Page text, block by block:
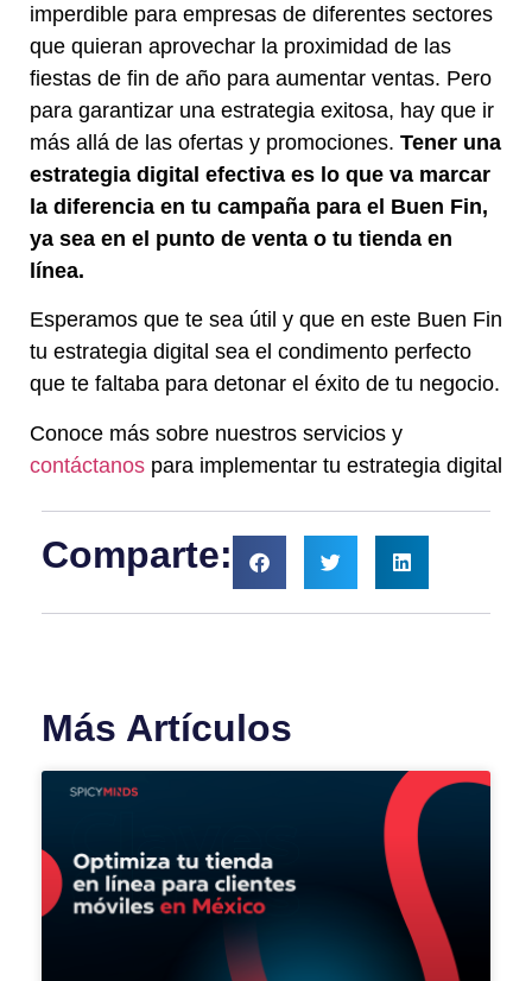
imperdible para empresas de diferentes sectores
que quieran aprovechar la proximidad de las
fiestas de fin de año para aumentar ventas. Pero
para garantizar una estrategia exitosa, hay que ir
más allá de las ofertas y promociones. Tener una
estrategia digital efectiva es lo que va marcar
la diferencia en tu campaña para el Buen Fin,
ya sea en el punto de venta o tu tienda en
línea.
Esperamos que te sea útil y que en este Buen Fin
tu estrategia digital sea el condimento perfecto
que te faltaba para detonar el éxito de tu negocio.
Conoce más sobre nuestros servicios y
contáctanos para implementar tu estrategia digital
Comparte:
Más Artículos